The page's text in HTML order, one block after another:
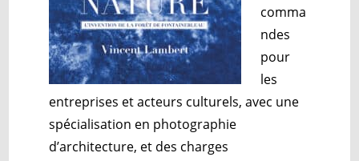
comma
ndes
pour
les
entreprises et acteurs culturels, avec une
spécialisation en photographie
d’architecture, et des charges